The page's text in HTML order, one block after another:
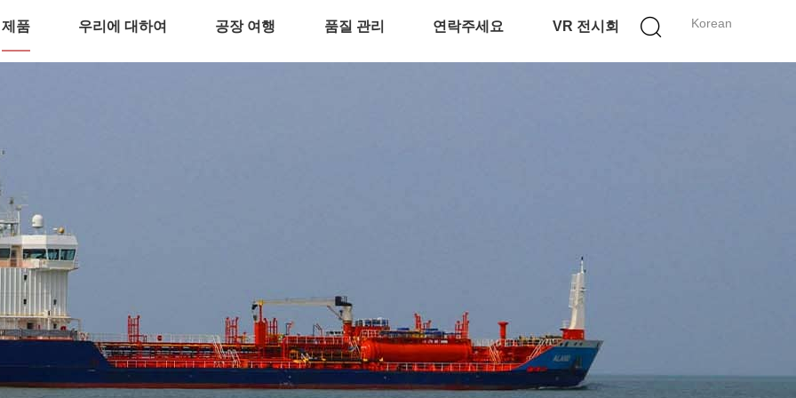
Korean
제품 우리에 대하여 공장 여행 품질 관리 연락주세요 VR 전시회